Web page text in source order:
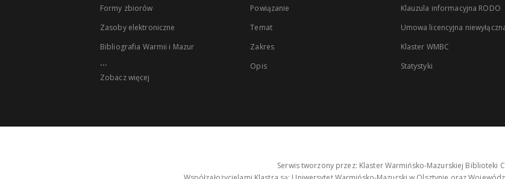
Formy zbiorów
Zasoby elektroniczne
Bibliografia Warmii i Mazur
...
Zobacz więcej
Powiązanie
Temat
Zakres
Opis
Klauzula informacyjna RODO
Umowa licencyjna
Klaster WMBC
Statystyki
Serwis tworzony przez: Klaster Warmińsko-Mazurskiej Biblioteki